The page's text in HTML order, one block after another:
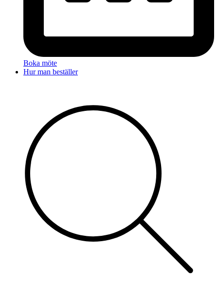
Boka möte
Hur man beställer